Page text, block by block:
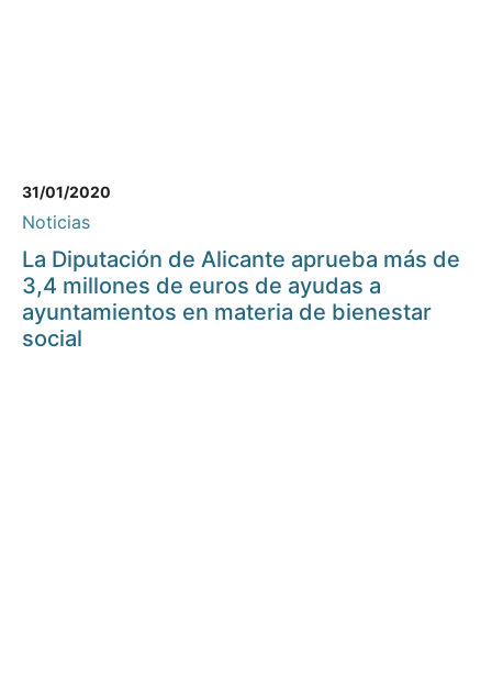
31/01/2020
Noticias
La Diputación de Alicante aprueba más de
3,4 millones de euros de ayudas a
ayuntamientos en materia de bienestar
social